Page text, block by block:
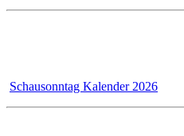
Schausonntag Kalender 2026